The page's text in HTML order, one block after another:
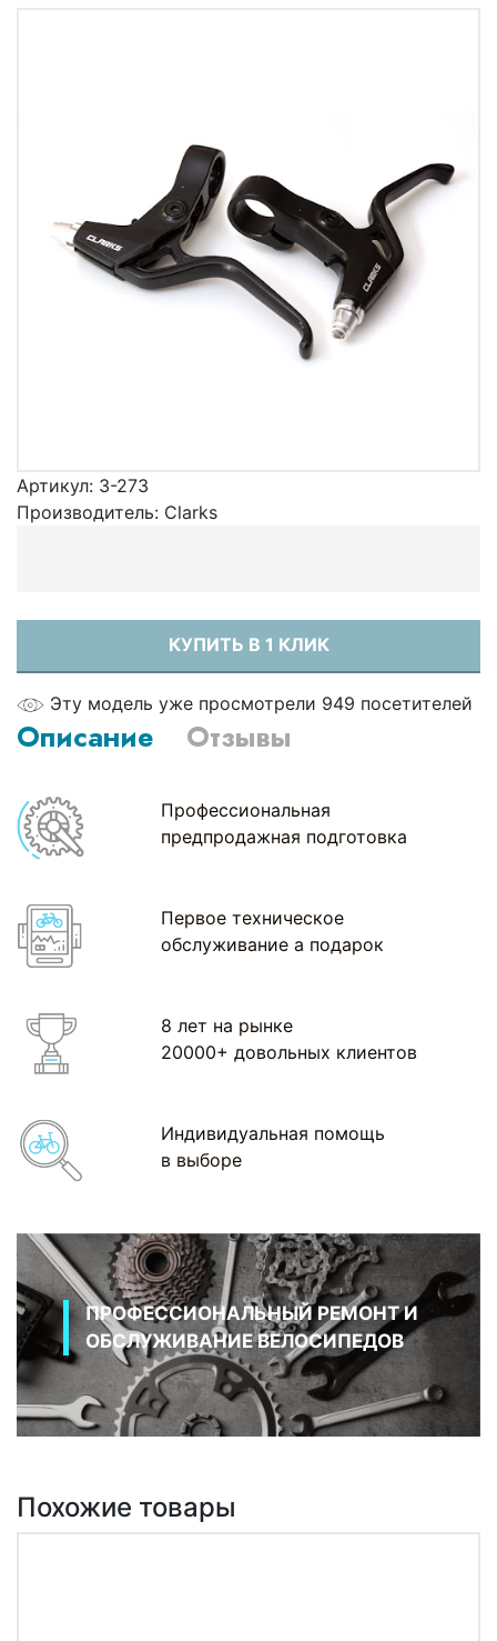
Артикул: 3-273
Производитель: Clarks
КУПИТЬ В 1 КЛИК
Эту модель уже просмотрели 949 посетителей
Описание Отзывы
Профессиональная
предпродажная подготовка
Первое техническое
обслуживание а подарок
8 лет на рынке
20000+ довольных клиентов
Индивидуальная помощь
в выборе
ПРОФЕССИОНАЛЬНЫЙ РЕМОНТ И
ОБСЛУЖИВАНИЕ ВЕЛОСИПЕДОВ
Похожие товары